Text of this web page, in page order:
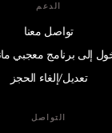
الدعم
تواصل معنا
إلى برنامج معجبي
تعديل/إلغاء الحجز
التواصل